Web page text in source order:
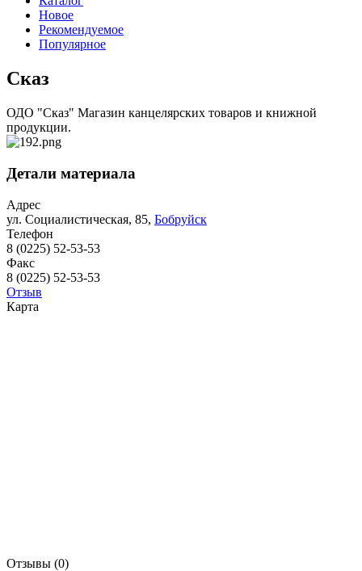
Новое
Рекомендуемое
Популярное
Сказ
ОДО "Сказ" Магазин канцелярских товаров и книжной
продукции.
Детали материала
Адрес
ул. Социалистическая, 85, Бобруйск
Телефон
8 (0225) 52-53-53
Факс
8 (0225) 52-53-53
Отзыв
Карта
Отзывы (0)